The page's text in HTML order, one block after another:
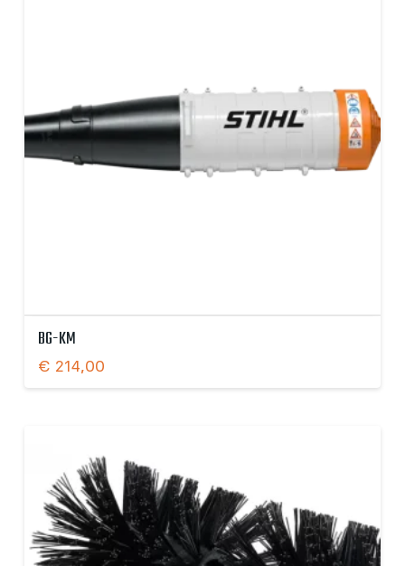
BG-KM
€ 214,00